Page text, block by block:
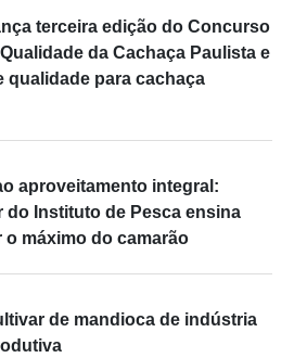
terceira edição do Concurso
da Cachaça Paulista e
qualidade para cachaça
aproveitamento integral:
do Instituto de Pesca ensina
o máximo do camarão
de mandioca de indústria